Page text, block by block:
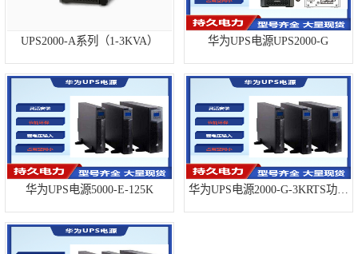
UPS2000-A系列（1-3KVA） 华为UPS电源UPS2000-G
华为UPS电源5000-E-125K
华为UPS电源2000-G-3KRTS功率
UPS电源蓄电池
EPS直流屏蓄电
风帆蓄电池
理士蓄电池
圣阳蓄电池
汤浅蓄电池